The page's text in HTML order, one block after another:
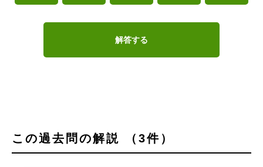
解答する
この過去問の解説 （3件）